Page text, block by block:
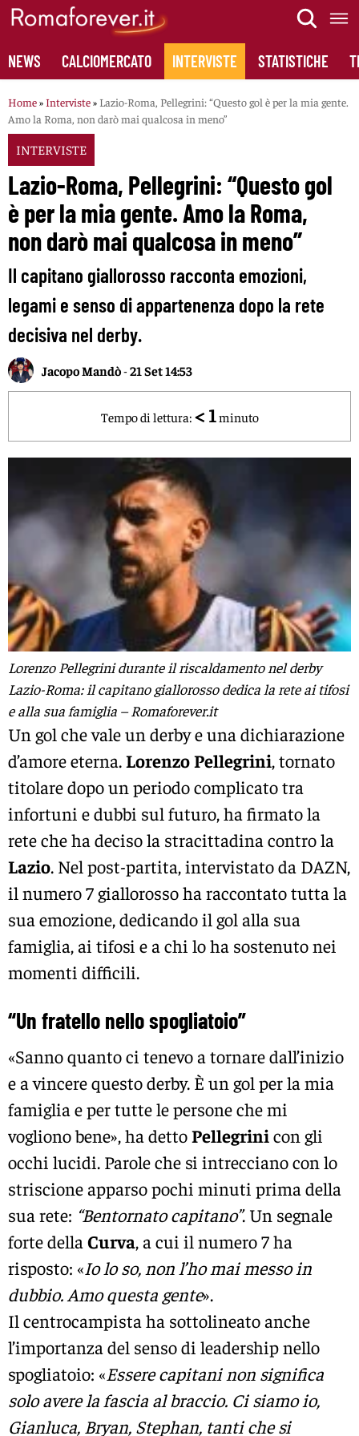
Skip
content
NEWS CALCIOMERCATO INTERVISTE STATISTICHE
Home»Interviste» Lazio-Roma, Pellegrini: “Questo gol è per la mia gente.
Amo la Roma, non darò mai qualcosa in meno”
INTERVISTE
Lazio-Roma, Pellegrini: “Questo gol
è per la mia gente. Amo la Roma,
non darò mai qualcosa in meno”
Il capitano giallorosso racconta emozioni,
legami e senso di appartenenza dopo la rete
decisiva nel derby.
Jacopo Mandò-21 Set 14:53
Tempo di lettura: < 1 minuto
Lorenzo Pellegrini durante il riscaldamento nel derby
Lazio-Roma: il capitano giallorosso dedica la rete ai tifosi
e alla sua famiglia – Romaforever.it
Un gol che vale un derby e una dichiarazione
d’amore eterna.LorenzoPellegrini, tornato
titolare dopo un periodo complicato tra
infortuni e dubbi sul futuro, ha firmato la
rete che ha deciso la stracittadina contro la
Lazio. Nel post-partita, intervistato da DAZN,
il numero 7 giallorosso ha raccontato tutta la
sua emozione, dedicando il gol alla sua
famiglia, ai tifosi e a chi lo ha sostenuto nei
momenti difficili.
“Un fratello nello spogliatoio”
«Sanno quanto ci tenevo a tornare dall’inizio
e a vincere questo derby. È un gol per la mia
famiglia e per tutte le persone che mi
vogliono bene», ha dettoPellegrinicon gli
occhi lucidi. Parole che si intrecciano con lo
striscione apparso pochi minuti prima della
sua rete: “Bentornato capitano”. Un segnale
forte della Curva, a cui il numero 7 ha
risposto: «Io lo so, non l’ho mai messo in
dubbio. Amo questa gente».
Il centrocampista ha sottolineato anche
l’importanza del senso di leadership nello
spogliatoio: «Essere capitani non significa
solo avere la fascia al braccio. Ci siamo io,
Gianluca, Bryan, Stephan, tanti che si